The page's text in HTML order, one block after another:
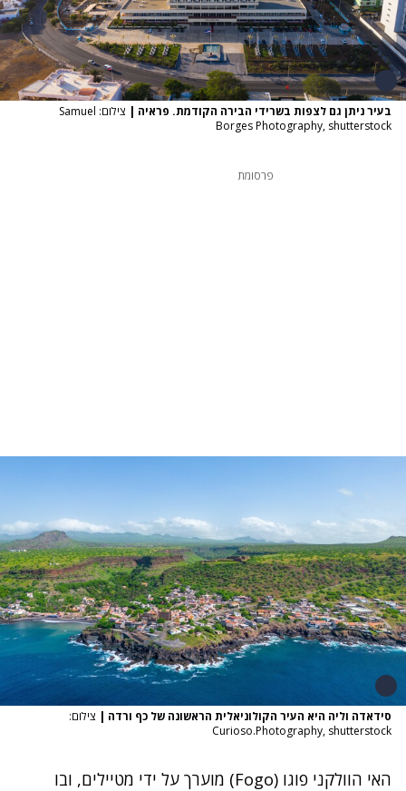
בעיר ניתן גם לצפות בשרידי הבירה הקודמת. פראיה |
צילום: Samuel
Borges Photography, shutterstock
פרסומת
סידאדה וליה היא העיר הקולוניאלית הראשונה של כף ורדה | צילום:
Curioso.Photography, shutterstock
האי הוולקני פוגו (Fogo) מוערך על ידי מטיילים, ובו